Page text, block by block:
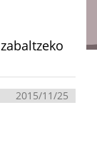
2015/11/25